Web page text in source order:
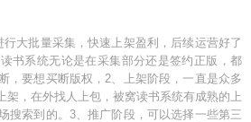
大批量采集，快速上架盈利，后续运营好了
书系统无论是在采集部分还是签约正版，都
，要想买断版权，2、上架阶段，一直是众多
架，在外找人上包，被窝读书系统有成熟的上
搜索到的。3、推广阶段，可以选择一些第三